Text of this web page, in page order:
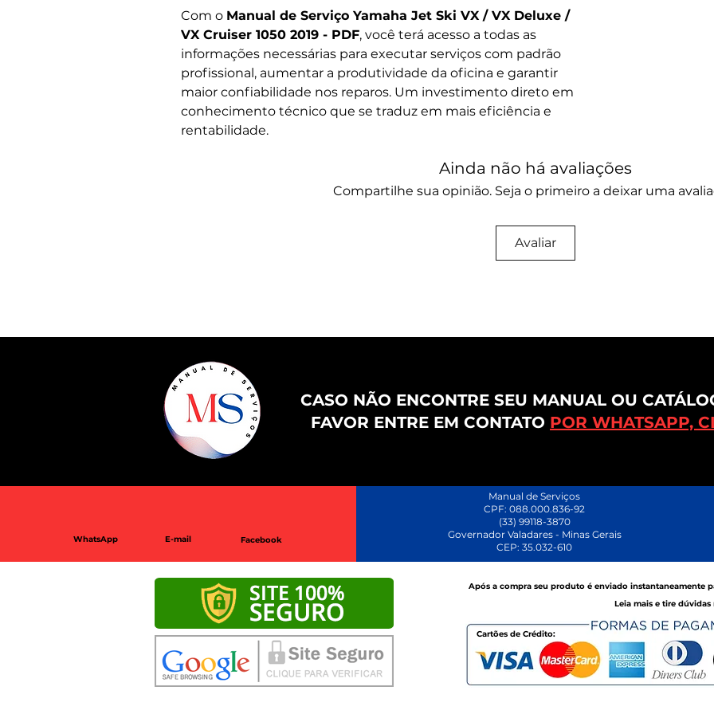
Com o Manual de Serviço Yamaha Jet Ski VX / VX Deluxe /
VX Cruiser 1050 2019 - PDF, você terá acesso a todas as
informações necessárias para executar serviços com padrão
profissional, aumentar a produtividade da oficina e garantir
maior confiabilidade nos reparos. Um investimento direto em
conhecimento técnico que se traduz em mais eficiência e
rentabilidade.
Ainda não há avaliações
Compartilhe sua opinião. Seja o primeiro a deixar uma
Avaliar
CASO NÃO ENCONTRE SEU MANUAL OU
FAVOR ENTRE EM CONTATO POR WHATSAPP,
WhatsApp E-mail Facebook
Manual de Serviços
CPF: 088.000.836-92
(33) 99118-3870
Governador Valadares - Minas Gerais
CEP: 35.032-610
Após a compra seu produto é enviado instantaneamente
Cartões de Crédito:
Leia mais e tire